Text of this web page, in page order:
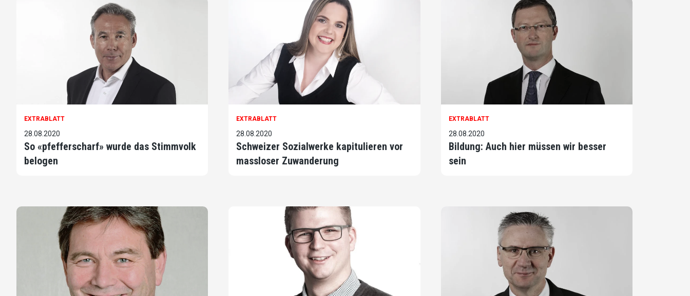
EXTRABLATT
28.08.2020
So «pfefferscharf» wurde das Stimmvolk
belogen
EXTRABLATT
28.08.2020
Schweizer Sozialwerke kapitulieren vor
massloser Zuwanderung
EXTRABLATT
28.08.2020
Bildung: Auch hier müssen wir besser
sein